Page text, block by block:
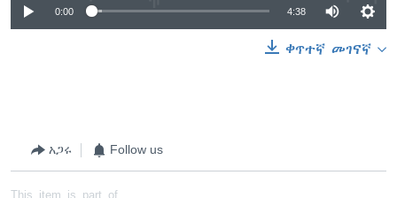
0:00 4:38
ቀጥተኛ መገናኛ
አጋሩ Follow us
This item is part of